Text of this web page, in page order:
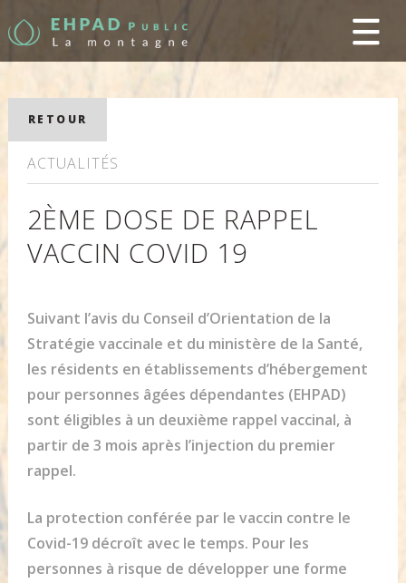
RETOUR
ACTUALITÉS
2ÈME DOSE DE RAPPEL
VACCIN COVID 19
Suivant l’avis du Conseil d’Orientation de la
Stratégie vaccinale et du ministère de la Santé,
les résidents en établissements d’hébergement
pour personnes âgées dépendantes (EHPAD)
sont éligibles à un deuxième rappel vaccinal, à
partir de 3 mois après l’injection du premier
rappel.
La protection conférée par le vaccin contre le
Covid-19 décroît avec le temps. Pour les
personnes à risque de développer une forme